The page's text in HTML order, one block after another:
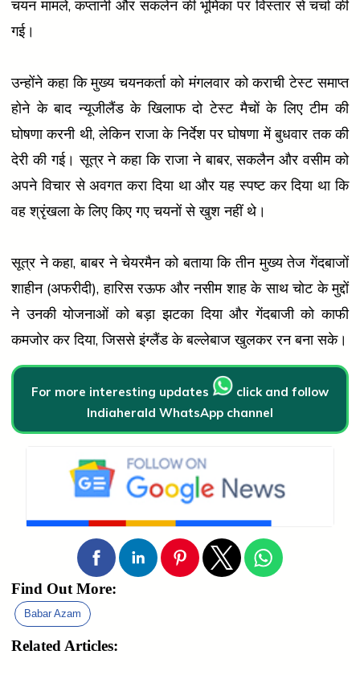
चयन मामले, कप्तानी और सकलेन की भूमिका पर विस्तार से चर्चा की
गई।
उन्होंने कहा कि मुख्य चयनकर्ता को मंगलवार को कराची टेस्ट समाप्त
होने के बाद न्यूजीलैंड के खिलाफ दो टेस्ट मैचों के लिए टीम की
घोषणा करनी थी, लेकिन राजा के निर्देश पर घोषणा में बुधवार तक की
देरी की गई। सूत्र ने कहा कि राजा ने बाबर, सकलैन और वसीम को
अपने विचार से अवगत करा दिया था और यह स्पष्ट कर दिया था कि
वह श्रृंखला के लिए किए गए चयनों से खुश नहीं थे।
सूत्र ने कहा, बाबर ने चेयरमैन को बताया कि तीन मुख्य तेज गेंदबाजों
शाहीन (अफरीदी), हारिस रऊफ और नसीम शाह के साथ चोट के मुद्दों
ने उनकी योजनाओं को बड़ा झटका दिया और गेंदबाजी को काफी
कमजोर कर दिया, जिससे इंग्लैंड के बल्लेबाज खुलकर रन बना सके।
For more interesting updates
click and follow
Indiaherald WhatsApp channel
Find Out More:
Babar Azam
Related Articles: